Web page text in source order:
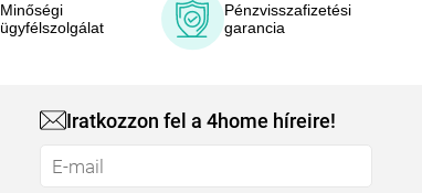
Minőségi
ügyfélszolgálat
Pénzvisszafizetési
garancia
Iratkozzon fel a 4home híreire!